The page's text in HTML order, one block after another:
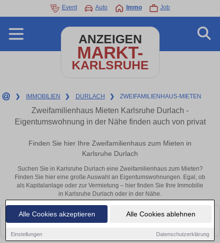
Alle Cookies akzeptieren Alle Cookies ablehnen
Einstellungen Datenschutzerklärung
Event Auto Immo Job
ANZEIGEN
MARKT-
KARLSRUHE
❯ IMMOBILIEN ❯ DURLACH ❯ ZWEIFAMILIENHAUS-MIETEN
Zweifamilienhaus Mieten Karlsruhe Durlach -
Eigentumswohnung in der Nähe finden auch von privat
Finden Sie hier Ihre Zweifamilienhaus zum Mieten in
Karlsruhe Durlach
Suchen Sie in Karlsruhe Durlach eine Zweifamilienhaus zum Mieten?
Finden Sie hier eine große Auswahl an Eigentumswohnungen. Egal, ob
als Kapitalanlage oder zur Vermietung – hier finden Sie Ihre Immobilie
in Karlsruhe Durlach oder in der Nähe.
Leider konnten wir derzeit keine passenden Objekte finden. Schauen Sie
bald wieder vorbei!